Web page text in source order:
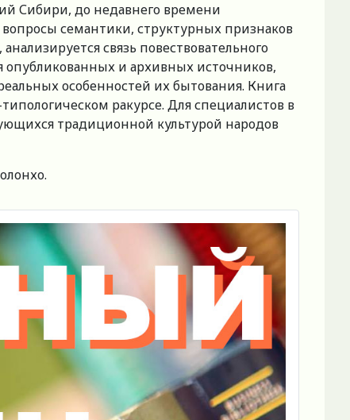
Сибири, до недавнего времени
семантики, структурных признаков
связь повествовательного
опубликованных и архивных источников,
особенностей их бытования. Книга
ракурсе. Для специалистов в
традиционной культурой народов